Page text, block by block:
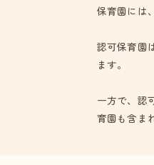
保育園には
認可保育園
ます。
一方で、認
育園も含ま